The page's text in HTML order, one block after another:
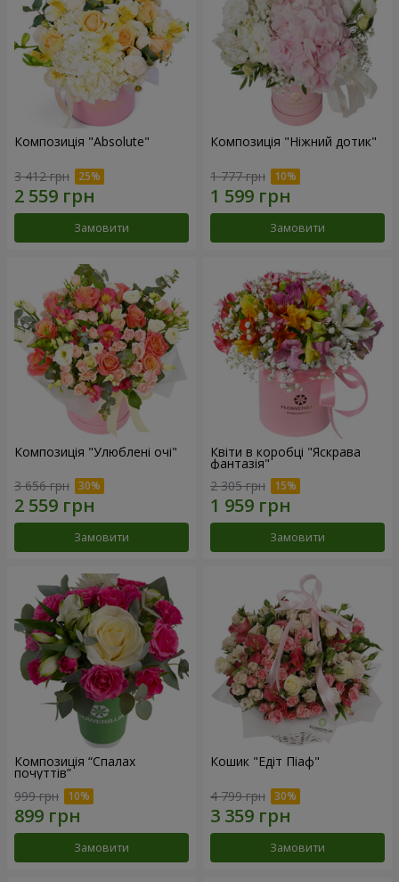
Композиція "Absolute"
3 412 грн
Замовити
Композиція "Ніжний дотик"
1 777 грн
Замовити
Композиція "Улюблені очі"
3 656 грн
Замовити
Квіти в коробці "Яскрава
фантазія"
2 305 грн
Замовити
Композиція “Спалах
почуттів”
999 грн
Замовити
Кошик "Едіт Піаф"
4 799 грн
Замовити